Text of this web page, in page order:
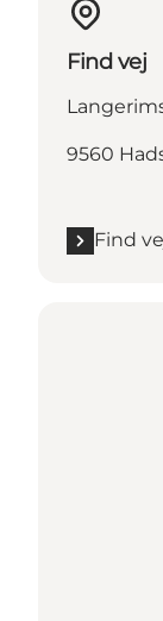
Find vej
9560
Find